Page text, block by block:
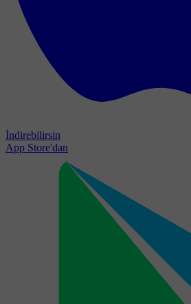
İndirebilirsin
App Store'dan